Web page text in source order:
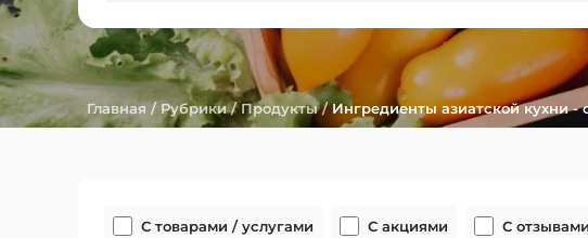
Главная /Рубрики/Продукты/Ингредиенты азиатской кухни -
С товарами / услугами С акциями С отзывами